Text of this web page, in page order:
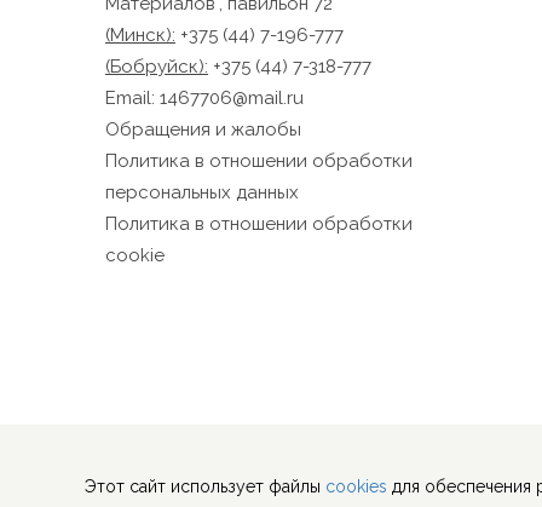
(Минск): +375 (44) 7-196-777
(Бобруйск): +375 (44) 7-318-777
Email: 1467706@mail.ru
Обращения и жалобы
Политика в отношении обработки
персональных данных
Политика в отношении обработки
cookie
Этот сайт использует файлы cookies для обеспечения